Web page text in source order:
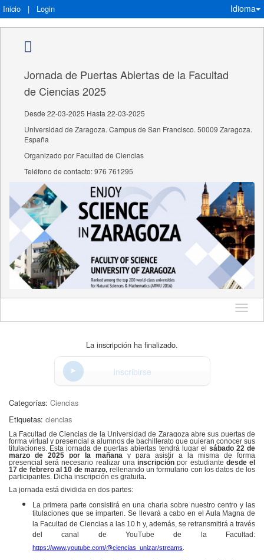
Inicio | Login Idioma
Jornada de Puertas Abiertas de la Facultad
de Ciencias 2025
Desde 22-03-2025 Hasta 22-03-2025
Universidad de Zaragoza. Campus de San Francisco. 50009 Zaragoza.
España
Organizado por Facultad de Ciencias
Teléfono de contacto: 976 761295
Idioma
La inscripción ha finalizado.
Inscribirse
Categorías: Ciencias
Etiquetas: ciencias
La Facultad de Ciencias de la Universidad de Zaragoza abre sus puertas de
forma virtual y presencial a alumnos de bachillerato que quieran conocer sus
titulaciones. Esta jornada de puertas abiertas tendrá lugar el sábado 22 de
marzo de 2025 por la mañana y para asistir a la misma de forma
presencial será necesario realizar unainscripciónpor estudiante desde el
17 de febrero al 10 de marzo, rellenando un formulario con los datos de los
participantes. Dicha inscripción es gratuita.
La jornada está dividida en dos partes:
La primera parte consistirá en una charla sobre nuestro centro y las
titulaciones que se imparten. Se llevará a cabo en el Aula Magna de
la Facultad de Ciencias a las 10 h y, además, se retransmitirá a través
del canal de YouTube de la Facultad:
https://www.youtube.com/@ciencias_unizar/streams